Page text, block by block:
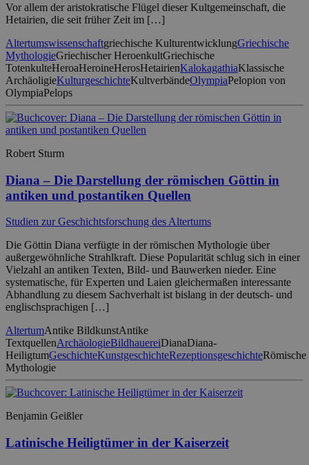
Vor allem der aristokratische Flügel dieser Kultgemeinschaft, die
Hetairien, die seit früher Zeit im […]
Altertumswissenschaftgriechische KulturentwicklungGriechische
MythologieGriechischer HeroenkultGriechische
TotenkulteHeroaHeroineHerosHetairienKalokagathiaKlassische
ArchäoligieKulturgeschichteKultverbändeOlympiaPelopion von
OlympiaPelops
Robert Sturm
Diana – Die Darstellung der römischen Göttin in
antiken und postantiken Quellen
Studien zur Geschichtsforschung des Altertums
Die Göttin Diana verfügte in der römischen Mythologie über
außergewöhnliche Strahlkraft. Diese Popularität schlug sich in einer
Vielzahl an antiken Texten, Bild- und Bauwerken nieder. Eine
systematische, für Experten und Laien gleichermaßen interessante
Abhandlung zu diesem Sachverhalt ist bislang in der deutsch- und
englischsprachigen […]
AltertumAntike BildkunstAntike
TextquellenArchäologieBildhauereiDianaDiana-
HeiligtumGeschichteKunstgeschichteRezeptionsgeschichteRömische
Mythologie
Benjamin Geißler
Latinische Heiligtümer in der Kaiserzeit